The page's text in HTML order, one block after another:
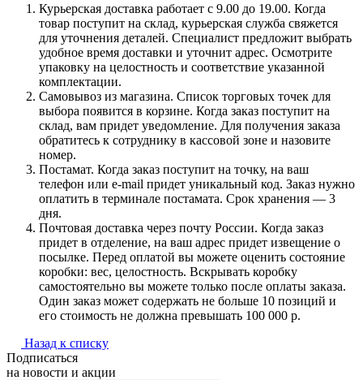
Курьерская доставка работает с 9.00 до 19.00. Когда
товар поступит на склад, курьерская служба свяжется
для уточнения деталей. Специалист предложит выбрать
удобное время доставки и уточнит адрес. Осмотрите
упаковку на целостность и соответствие указанной
комплектации.
Самовывоз из магазина. Список торговых точек для
выбора появится в корзине. Когда заказ поступит на
склад, вам придет уведомление. Для получения заказа
обратитесь к сотруднику в кассовой зоне и назовите
номер.
Постамат. Когда заказ поступит на точку, на ваш
телефон или e-mail придет уникальный код. Заказ нужно
оплатить в терминале постамата. Срок хранения — 3
дня.
Почтовая доставка через почту России. Когда заказ
придет в отделение, на ваш адрес придет извещение о
посылке. Перед оплатой вы можете оценить состояние
коробки: вес, целостность. Вскрывать коробку
самостоятельно вы можете только после оплаты заказа.
Один заказ может содержать не больше 10 позиций и
его стоимость не должна превышать 100 000 р.
Назад к списку
Подписаться
на новости и акции